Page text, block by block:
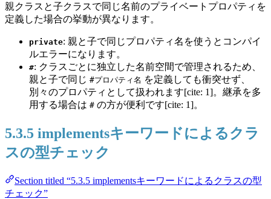
親クラスと子クラスで同じ名前のプライベートプロパティを
定義した場合の挙動が異なります。
private: 親と子で同じプロパティ名を使うとコンパイ
ルエラーになります。
#: クラスごとに独立した名前空間で管理されるため、
親と子で同じ #プロパティ名 を定義しても衝突せず、
別々のプロパティとして扱われます[cite: 1]。継承を多
用する場合は # の方が便利です[cite: 1]。
5.3.5 implementsキーワードによるクラ
スの型チェック
Section titled “5.3.5 implementsキーワードによるクラスの型
チェック”